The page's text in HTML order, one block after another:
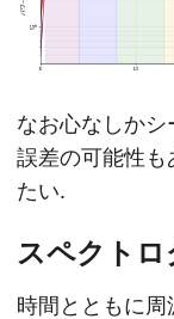
なお心なしかシ
誤差の可能性
たい.
スペクトロ
時間とともに